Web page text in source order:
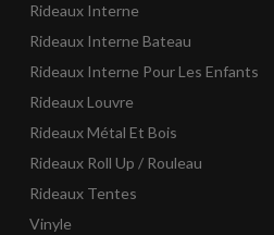
Rideaux Interne
Rideaux Interne Bateau
Rideaux Interne Pour Les Enfants
Rideaux Louvre
Rideaux Métal Et Bois
Rideaux Roll Up / Rouleau
Rideaux Tentes
Vinyle